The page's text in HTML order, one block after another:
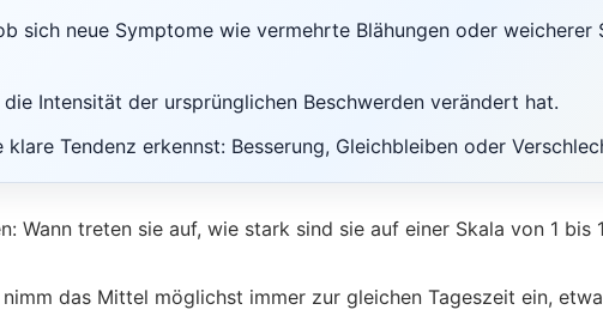
sich neue Symptome wie vermehrte Blähungen oder weicherer
Intensität der ursprünglichen Beschwerden verändert hat.
Tendenz erkennst: Besserung, Gleichbleiben oder
Wann treten sie auf, wie stark sind sie auf einer Skala von 1 bis
das Mittel möglichst immer zur gleichen Tageszeit ein,